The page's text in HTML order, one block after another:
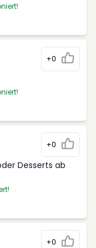
+0
+0
Desserts ab
+0